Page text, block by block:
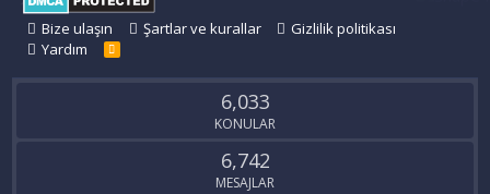
Bize ulaşın Şartlar ve kurallar
Gizlilik politikası
Yardım
R
S
6,033
KONULAR
6,742
MESAJLAR